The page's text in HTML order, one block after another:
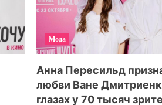
Мода
Анна Пересильд
любви Ване
глазах у 70 тысяч